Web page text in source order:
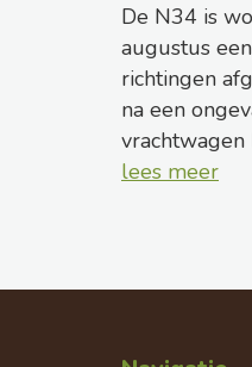
De N34 is
augustus
richtingen
na een
vrachtwagen
lees meer